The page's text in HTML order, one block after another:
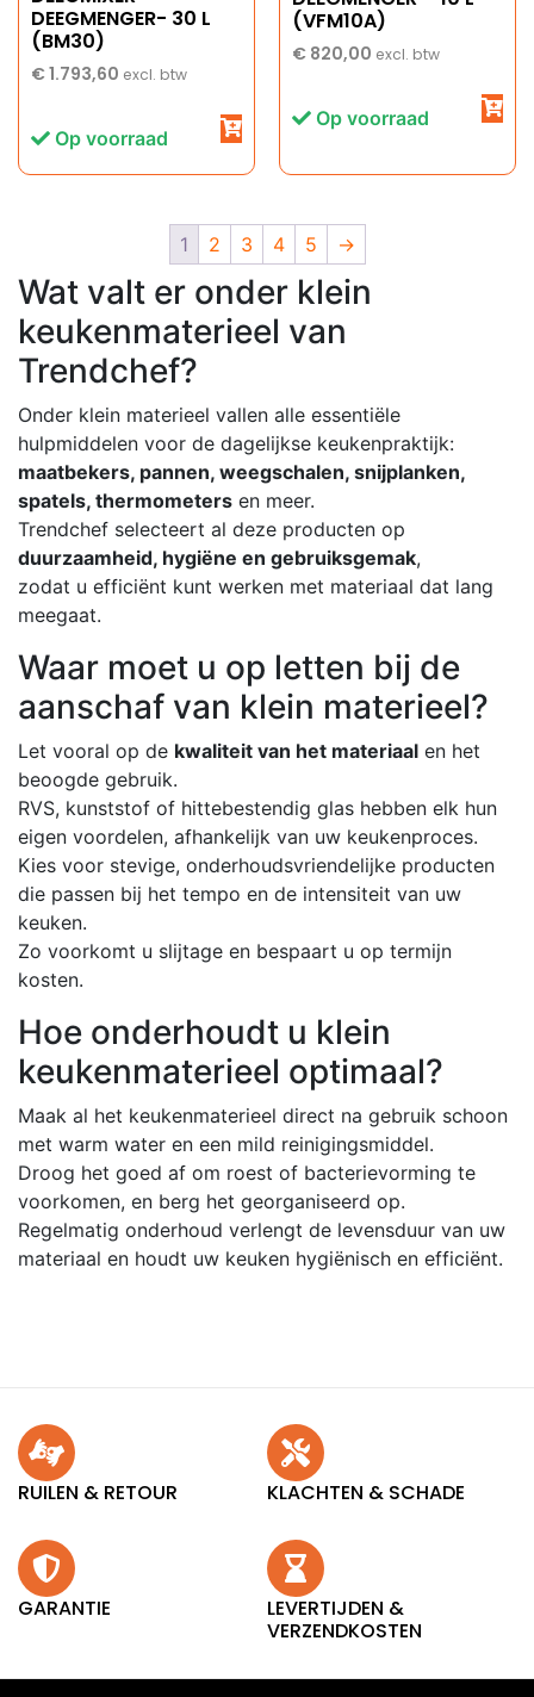
DEEGMENGER- 30 L
(BM30)
€1.793,60 excl. btw
Op voorraad
(VFM10A)
€ 820,00 excl. btw
Op voorraad
1 2 3 4 5 →
Wat valt er onder klein
keukenmaterieel van
Trendchef?
Onder klein materieel vallen alle essentiële
hulpmiddelen voor de dagelijkse keukenpraktijk:
maatbekers, pannen, weegschalen, snijplanken,
spatels, thermometers en meer.
Trendchef selecteert al deze producten op
duurzaamheid, hygiëne en gebruiksgemak,
zodat u efficiënt kunt werken met materiaal dat lang
meegaat.
Waar moet u op letten bij de
aanschaf van klein materieel?
Let vooral op de kwaliteit van het materiaal en het
beoogde gebruik.
RVS, kunststof of hittebestendig glas hebben elk hun
eigen voordelen, afhankelijk van uw keukenproces.
Kies voor stevige, onderhoudsvriendelijke producten
die passen bij het tempo en de intensiteit van uw
keuken.
Zo voorkomt u slijtage en bespaart u op termijn
kosten.
Hoe onderhoudt u klein
keukenmaterieel optimaal?
Maak al het keukenmaterieel direct na gebruik schoon
met warm water en een mild reinigingsmiddel.
Droog het goed af om roest of bacterievorming te
voorkomen, en berg het georganiseerd op.
Regelmatig onderhoud verlengt de levensduur van uw
materiaal en houdt uw keuken hygiënisch en efficiënt.
RUILEN & RETOUR KLACHTEN & SCHADE
GARANTIE
LEVERTIJDEN &
VERZENDKOSTEN